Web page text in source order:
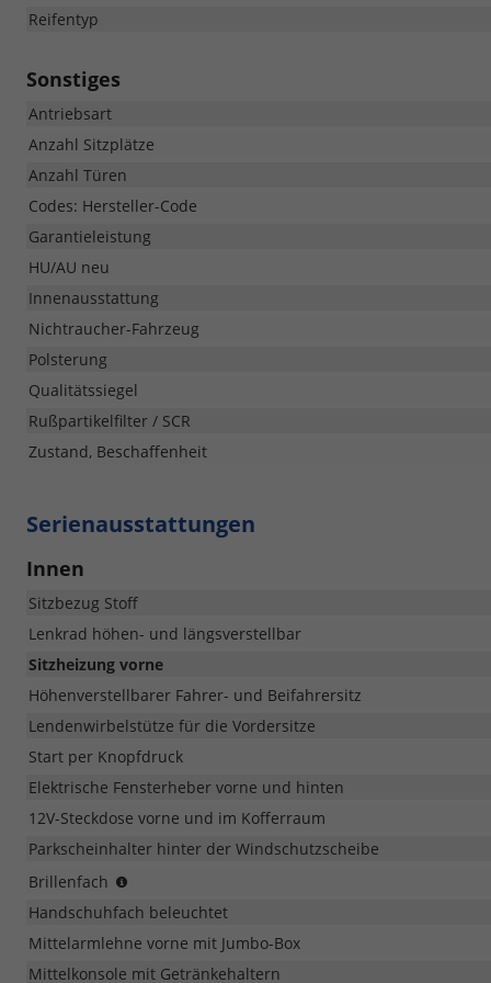
Reifentyp
Sonstiges
Antriebsart
Anzahl Sitzplätze
Anzahl Türen
Codes: Hersteller-Code
Garantieleistung
HU/AU neu
Innenausstattung
Nichtraucher-Fahrzeug
Polsterung
Qualitätssiegel
Rußpartikelfilter / SCR
Zustand, Beschaffenheit
Serienausstattungen
Innen
Sitzbezug Stoff
Lenkrad höhen- und längsverstellbar
Sitzheizung vorne
Höhenverstellbarer Fahrer- und Beifahrersitz
Lendenwirbelstütze für die Vordersitze
Start per Knopfdruck
Elektrische Fensterheber vorne und hinten
12V-Steckdose vorne und im Kofferraum
Parkscheinhalter hinter der Windschutzscheibe
Brillenfach
der
Wahl
des
Handschuhfach beleuchtet
Mittelarmlehne vorne mit Jumbo-Box
Mittelkonsole mit Getränkehaltern